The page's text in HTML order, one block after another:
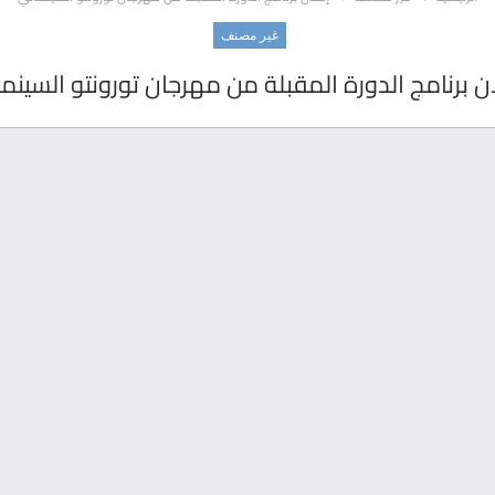
غير مصنف
برنامج الدورة المقبلة من مهرجان تورونتو